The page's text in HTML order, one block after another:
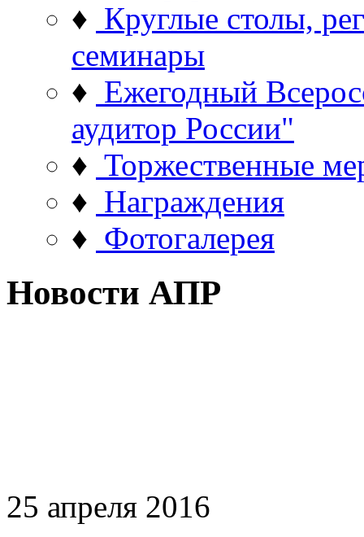
♦ Круглые столы,
семинары
♦ Ежегодный
аудитор России"
♦ Торжественные
♦ Награждения
♦ Фотогалерея
Новости АПР
25 апреля 2016